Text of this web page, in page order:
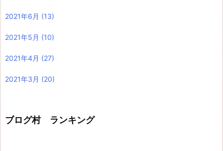
2021年6月 (13)
2021年5月 (10)
2021年4月 (27)
2021年3月 (20)
ブログ村 ランキング